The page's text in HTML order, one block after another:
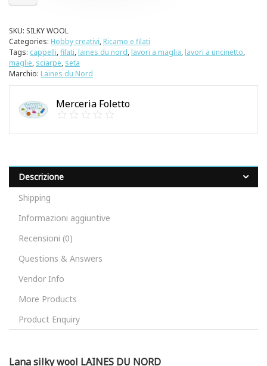
SKU: SILKY WOOL
Categories: Hobby creativi, Ricamo e filati
Tags: cappelli,filati, laines du nord, lavori a maglia, lavori a uncinetto,
maglie, sciarpe, seta
Marchio: Laines du Nord
Merceria Foletto
Descrizione
Shipping
Informazioni aggiuntive
Recensioni (0)
Questions & Answers
Vendor Info
More Products
Product Enquiry
Lana silky wool LAINES DU NORD